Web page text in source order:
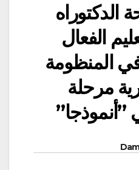
الدكتوراه
الفعال
المنظومة
مرحلة
”أنموذجا”